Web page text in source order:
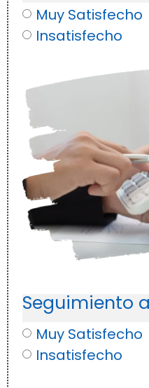
Muy Satisfecho
Insatisfecho
Seguimiento
Muy Satisfecho
Insatisfecho